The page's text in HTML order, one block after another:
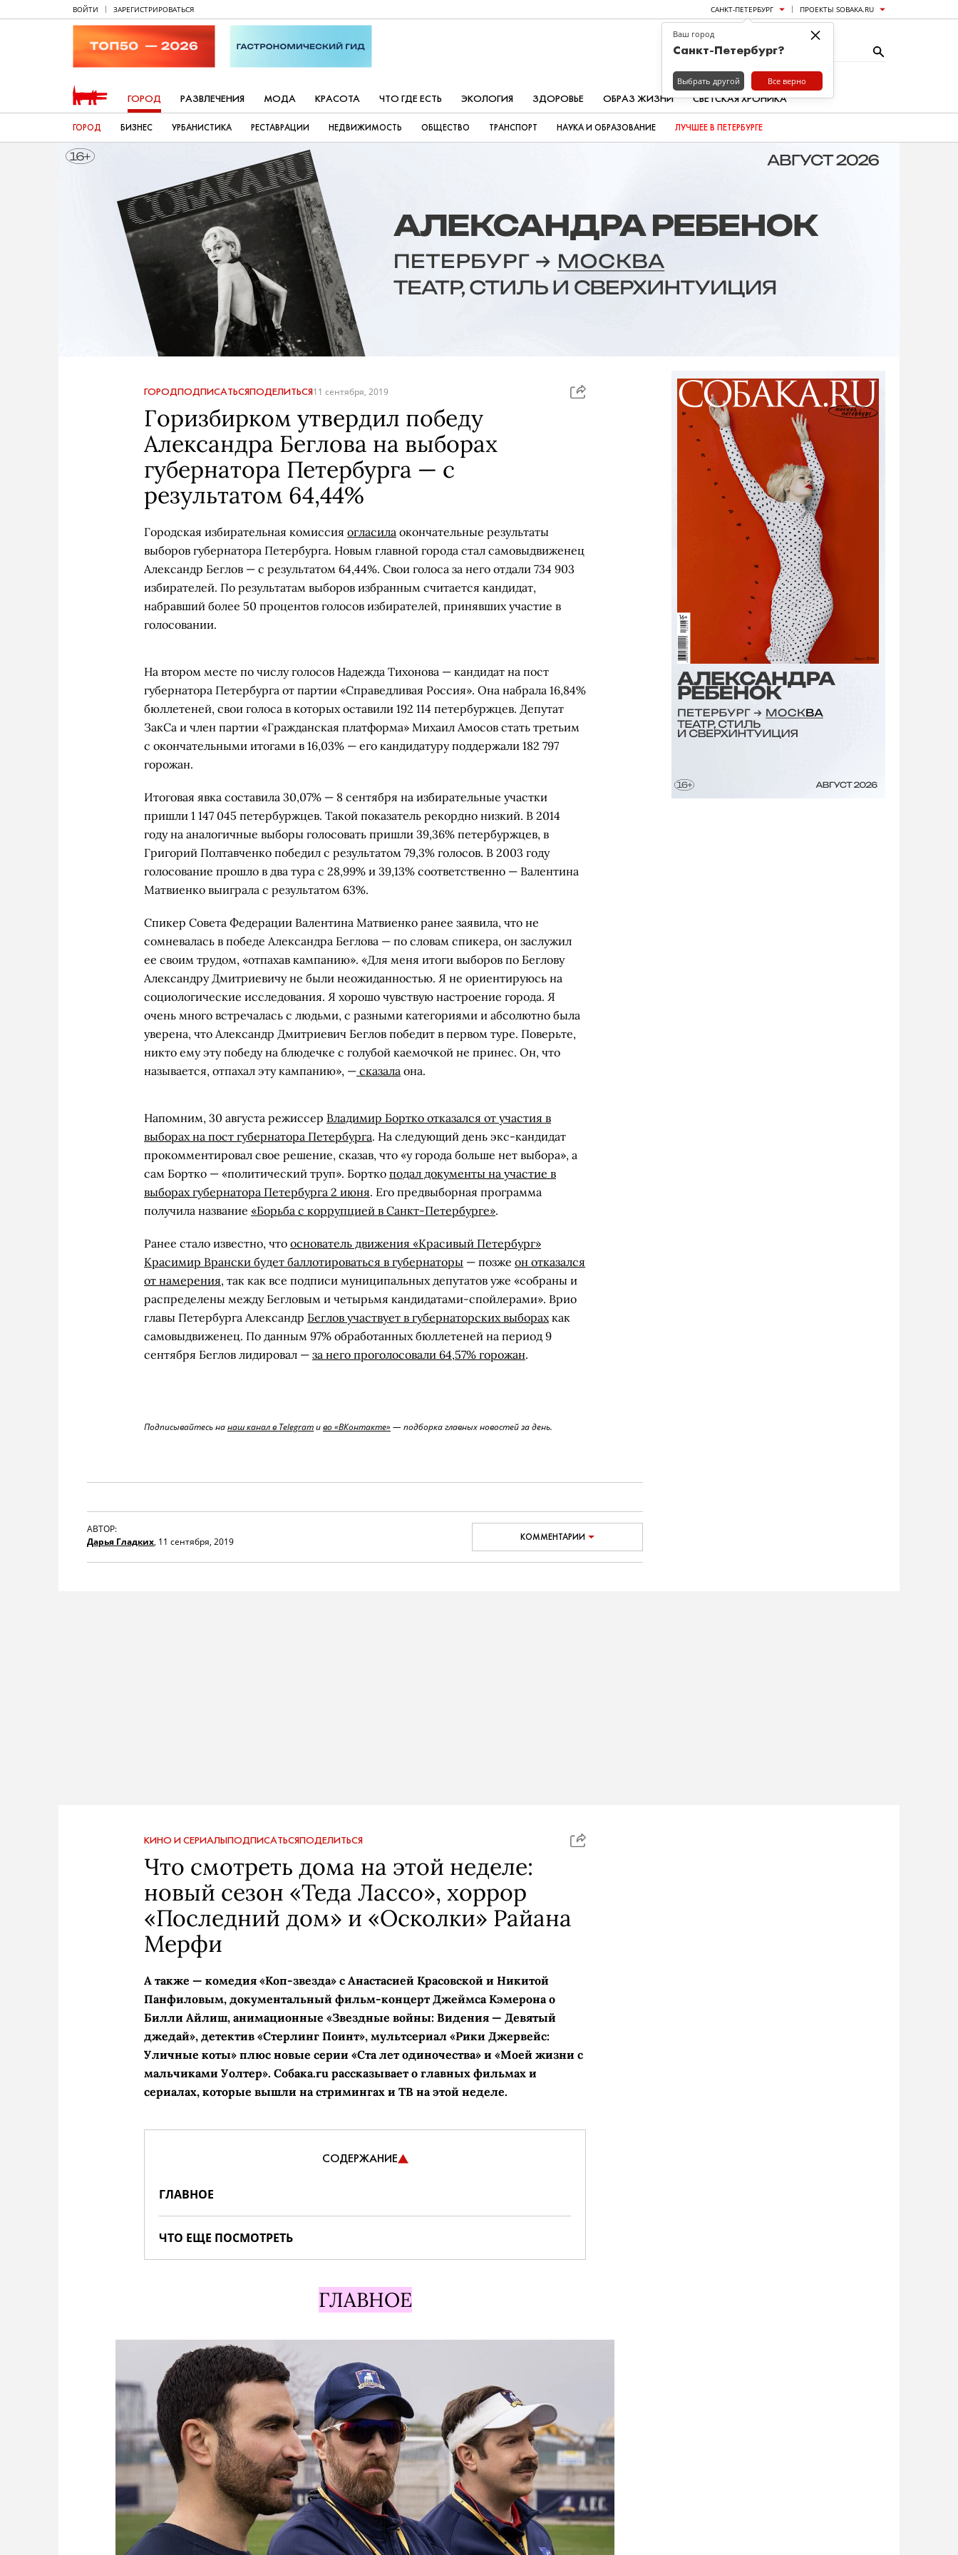
ВОЙТИ ЗАРЕГИСТРИРОВАТЬСЯ САНКТ-ПЕТЕРБУРГ ПРОЕКТЫ SOBAKA.RU
ГОРОД РАЗВЛЕЧЕНИЯ МОДА КРАСОТА ЧТО ГДЕ ЕСТЬ ЭКОЛОГИЯ ЗДОРОВЬЕ ОБРАЗ ЖИЗНИ СВЕТСКАЯ ХРОНИКА
ГОРОД БИЗНЕС УРБАНИСТИКА РЕСТАВРАЦИИ НЕДВИЖИМОСТЬ ОБЩЕСТВО ТРАНСПОРТ НАУКА И ОБРАЗОВАНИЕ ЛУЧШЕЕ В ПЕТЕРБУРГЕ
ГОРОДПОДПИСАТЬСЯПОДЕЛИТЬСЯ11 сентября, 2019
Горизбирком утвердил победу
Александра Беглова на выборах
губернатора Петербурга — с
результатом 64,44%
Городская избирательная комиссия огласила окончательные результаты
выборов губернатора Петербурга. Новым главной города стал самовыдвиженец
Александр Беглов — с результатом 64,44%. Свои голоса за него отдали 734 903
избирателей. По результатам выборов избранным считается кандидат,
набравший более 50 процентов голосов избирателей, принявших участие в
голосовании.
На втором месте по числу голосов Надежда Тихонова — кандидат на пост
губернатора Петербурга от партии «Справедливая Россия». Она набрала 16,84%
бюллетеней, свои голоса в которых оставили 192 114 петербуржцев. Депутат
ЗакСа и член партии «Гражданская платформа» Михаил Амосов стать третьим
с окончательными итогами в 16,03% — его кандидатуру поддержали 182 797
горожан.
Итоговая явка составила 30,07% — 8 сентября на избирательные участки
пришли 1 147 045 петербуржцев. Такой показатель рекордно низкий. В 2014
году на аналогичные выборы голосовать пришли 39,36% петербуржцев, в
Григорий Полтавченко победил с результатом 79,3% голосов. В 2003 году
голосование прошло в два тура с 28,99% и 39,13% соответственно — Валентина
Матвиенко выиграла с результатом 63%.
Спикер Совета Федерации Валентина Матвиенко ранее заявила, что не
сомневалась в победе Александра Беглова — по словам спикера, он заслужил
ее своим трудом, «отпахав кампанию». «Для меня итоги выборов по Беглову
Александру Дмитриевичу не были неожиданностью. Я не ориентируюсь на
социологические исследования. Я хорошо чувствую настроение города. Я
очень много встречалась с людьми, с разными категориями и абсолютно была
уверена, что Александр Дмитриевич Беглов победит в первом туре. Поверьте,
никто ему эту победу на блюдечке с голубой каемочкой не принес. Он, что
называется, отпахал эту кампанию», — сказала она.
Напомним, 30 августа режиссер Владимир Бортко отказался от участия в
выборах на пост губернатора Петербурга. На следующий день экс-кандидат
прокомментировал свое решение, сказав, что «у города больше нет выбора», а
сам Бортко — «политический труп». Бортко подал документы на участие в
выборах губернатора Петербурга 2 июня. Его предвыборная программа
получила название «Борьба с коррупцией в Санкт-Петербурге».
Ранее стало известно, что основатель движения «Красивый Петербург»
Красимир Врански будет баллотироваться в губернаторы — позже он отказался
от намерения, так как все подписи муниципальных депутатов уже «собраны и
распределены между Бегловым и четырьмя кандидатами-спойлерами». Врио
главы Петербурга Александр Беглов участвует в губернаторских выборахкак
самовыдвиженец. По данным 97% обработанных бюллетеней на период 9
сентября Беглов лидировал — за него проголосовали 64,57% горожан.
Подписывайтесь нанаш канал в Telegramиво «ВКонтакте» — подборка главных новостей за день.
АВТОР:
Дарья Гладких, 11 сентября, 2019 КОММЕНТАРИИ
КИНО И СЕРИАЛЫПОДПИСАТЬСЯПОДЕЛИТЬСЯ
Что смотреть дома на этой неделе:
новый сезон «Теда Лассо», хоррор
«Последний дом» и «Осколки» Райана
Мерфи
А также — комедия «Коп-звезда» с Анастасией Красовской и Никитой
Панфиловым, документальный фильм-концерт Джеймса Кэмерона о
Билли Айлиш, анимационные «Звездные войны: Видения — Девятый
джедай», детектив «Стерлинг Поинт», мультсериал «Рики Джервейс:
Уличные коты» плюс новые серии «Ста лет одиночества» и «Моей жизни с
мальчиками Уолтер». Собака.ru рассказывает о главных фильмах и
сериалах, которые вышли на стримингах и ТВ на этой неделе.
СОДЕРЖАНИЕ
ГЛАВНОЕ
ЧТО ЕЩЕ ПОСМОТРЕТЬ
ГЛАВНОЕ
×
Ваш город
Санкт-Петербург?
Выбрать другой Все верно